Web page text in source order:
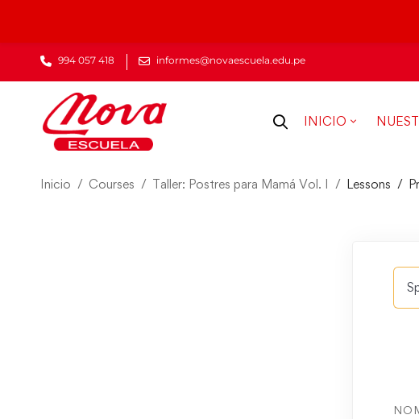
994 057 418 informes@novaescuela.edu.pe
INICIO
Inicio Courses Taller: Postres para Mamá Vol. I Lessons